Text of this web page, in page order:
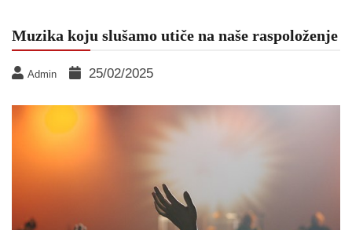
Muzika koju slušamo utiče na naše raspoloženje
Admin 25/02/2025